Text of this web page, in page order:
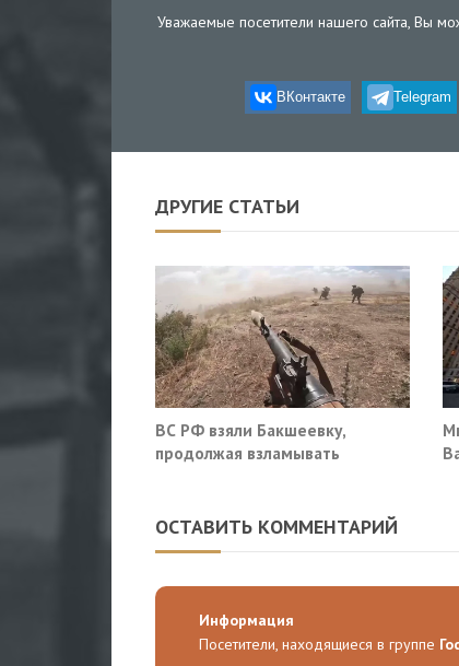
Уважаемые посетители нашего сайта, Вы
ВКонтакте Telegram
ДРУГИЕ СТАТЬИ
ВС РФ взяли Бакшеевку,
продолжая взламывать
ОСТАВИТЬ КОММЕНТАРИЙ
Информация
Посетители, находящиеся в группе